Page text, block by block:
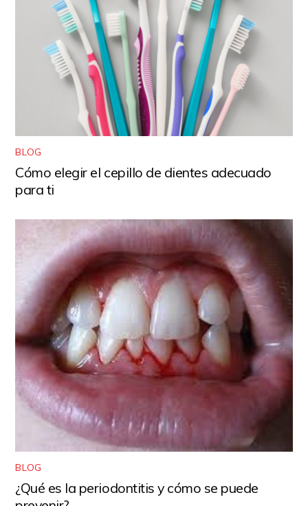
BLOG
Cómo elegir el cepillo de dientes adecuado
para ti
BLOG
¿Qué es la periodontitis y cómo se puede